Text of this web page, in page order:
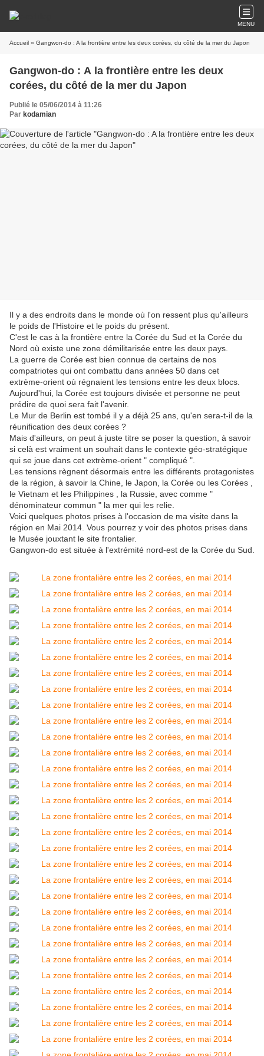
MENU
Accueil » Gangwon-do : A la frontière entre les deux corées, du côté de la mer du Japon
Gangwon-do : A la frontière entre les deux
corées, du côté de la mer du Japon
Publié le 05/06/2014 à 11:26
Par kodamian
Il y a des endroits dans le monde où l'on ressent plus qu'ailleurs
le poids de l'Histoire et le poids du présent.
C'est le cas à la frontière entre la Corée du Sud et la Corée du
Nord où existe une zone démilitarisée entre les deux pays.
La guerre de Corée est bien connue de certains de nos
compatriotes qui ont combattu dans années 50 dans cet
extrème-orient où régnaient les tensions entre les deux blocs.
Aujourd'hui, la Corée est toujours divisée et personne ne peut
prédire de quoi sera fait l'avenir.
Le Mur de Berlin est tombé il y a déjà 25 ans, qu'en sera-t-il de la
réunification des deux corées ?
Mais d'ailleurs, on peut à juste titre se poser la question, à savoir
si celà est vraiment un souhait dans le contexte géo-stratégique
qui se joue dans cet extrème-orient " compliqué ".
Les tensions règnent désormais entre les différents protagonistes
de la région, à savoir la Chine, le Japon, la Corée ou les Corées ,
le Vietnam et les Philippines , la Russie, avec comme "
dénominateur commun " la mer qui les relie.
Voici quelques photos prises à l'occasion de ma visite dans la
région en Mai 2014. Vous pourrez y voir des photos prises dans
le Musée jouxtant le site frontalier.
Gangwon-do est située à l'extrémité nord-est de la Corée du Sud.